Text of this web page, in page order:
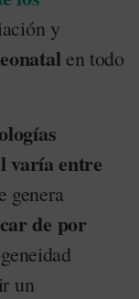
y
en todo
varía entre
genera
de por
un